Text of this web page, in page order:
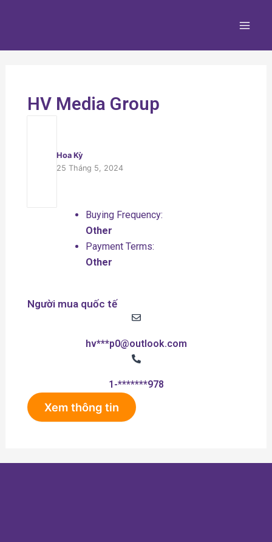
HV Media Group
Hoa Kỳ
25 Tháng 5, 2024
Buying Frequency:
Other
Payment Terms:
Other
Người mua quốc tế
hv***p0@outlook.com
1-*******978
Xem thông tin